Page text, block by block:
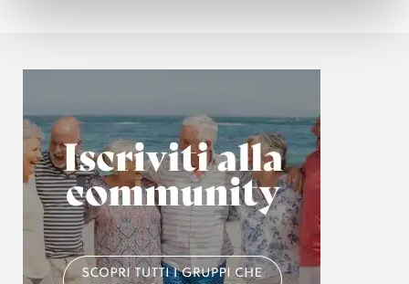
Utilizziamo i cookie per personalizzare contenuti ed
annunci, per fornire funzionalità dei social media e per
analizzare il nostro traffico. Condividiamo inoltre
informazioni sul modo in cui utilizzi il nostro sito con i
nostri partner che si occupano di analisi dei dati web,
pubblicità e social media, i quali potrebbero combinarle